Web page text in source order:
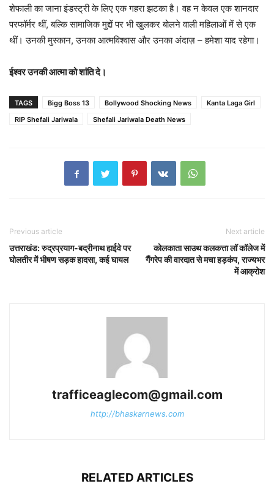
शेफाली का जाना इंडस्ट्री के लिए एक गहरा झटका है। वह न केवल एक शानदार
परफॉर्मर थीं, बल्कि सामाजिक मुद्दों पर भी खुलकर बोलने वाली महिलाओं में से एक
थीं। उनकी मुस्कान, उनका आत्मविश्वास और उनका अंदाज़ – हमेशा याद रहेगा।
ईश्वर उनकी आत्मा को शांति दे।
TAGS Bigg Boss 13 Bollywood Shocking News
Kanta Laga Girl
RIP Shefali Jariwala
Shefali Jariwala Death News
Previous article
उत्तराखंड: रुद्रप्रयाग-बद्रीनाथ हाईवे पर
घोलतीर में भीषण सड़क हादसा, कई घायल
Next article
कोलकाता साउथ कलकत्ता लॉ कॉलेज में
गैंगरेप की वारदात से मचा हड़कंप, राज्यभर
में आक्रोश
trafficeaglecom@gmail.com
http://bhaskarnews.com
RELATED ARTICLES